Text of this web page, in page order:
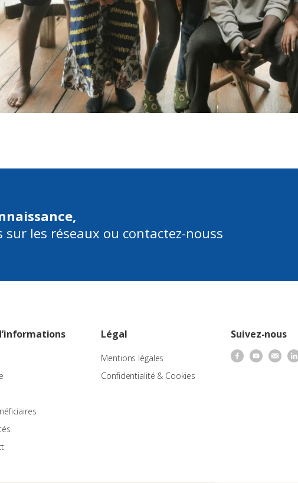
sur les réseaux ou contactez-nouss
Légal
Mentions légales
Confidentialité & Cookies
Suivez-nous